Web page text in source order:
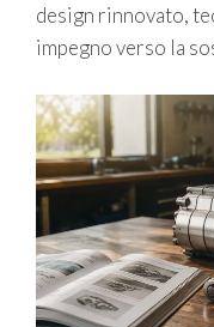
design rinnovato,
impegno verso la